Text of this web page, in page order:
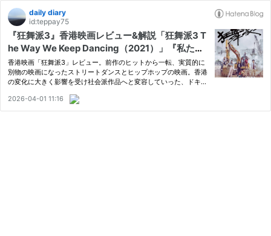
daily diary
id:teppay75
『狂舞派3』香港映画レビュー&解説「狂舞派3 T
he Way We Keep Dancing（2021）」『私たち
の話し方』に繋がる壮絶な歴史
香港映画「狂舞派3」レビュー。前作のヒットから一転、実質的に
別物の映画になったストリートダンスとヒップホップの映画。香港
の変化に大きく影響を受け社会派作品へと変容していった、ドキュ
れた続編」。 2021年 香港 129分 IMDb評価：6.3/10 監督：黃修
平…
2026-04-01 11:16